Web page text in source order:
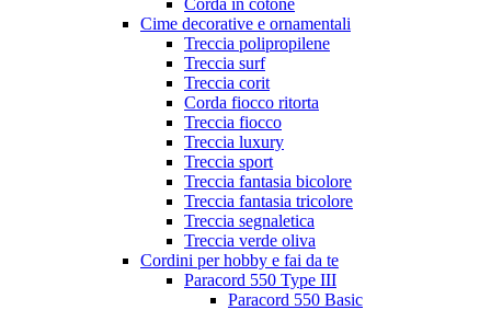
Corda in cotone
Cime decorative e ornamentali
Treccia polipropilene
Treccia surf
Treccia corit
Corda fiocco ritorta
Treccia fiocco
Treccia luxury
Treccia sport
Treccia fantasia bicolore
Treccia fantasia tricolore
Treccia segnaletica
Treccia verde oliva
Cordini per hobby e fai da te
Paracord 550 Type III
Paracord 550 Basic